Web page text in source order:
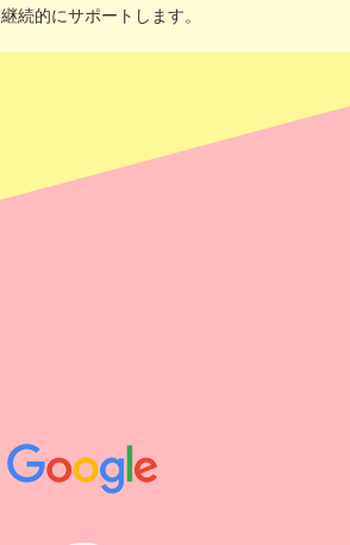
継続的にサポートします。